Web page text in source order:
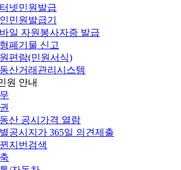
넷민원발급
민원발급기
일 자원봉사자증 발급
폐기물 신고
편람(민원서식)
산거래관리시스템
원 안내
산 공시가격 열람
공시지가 365일 의견제출
지번검색